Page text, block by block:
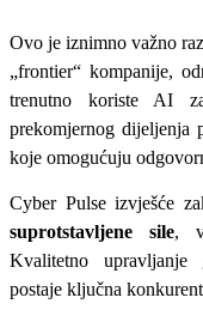
Ovo je iznimno važno
„frontier“ kompanije,
trenutno koriste AI
prekomjernog dijeljenja
koje omogućuju
Cyber Pulse izvješće
suprotstavljene sile,
Kvalitetno upravljanje
postaje ključna